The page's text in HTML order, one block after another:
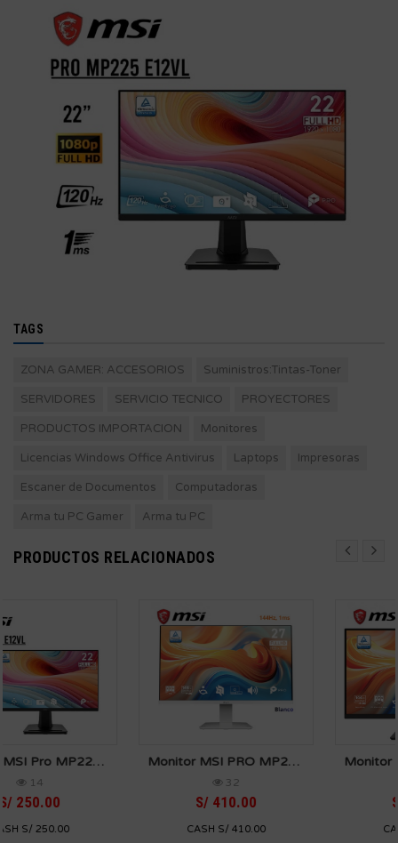
TAGS
ZONA GAMER: ACCESORIOS Suministros:Tintas-Toner
SERVIDORES SERVICIO TECNICO PROYECTORES
PRODUCTOS IMPORTACION Monitores
Licencias Windows Office Antivirus Laptops Impresoras
Escaner de Documentos Computadoras
Arma tu PC Gamer Arma tu PC
PRODUCTOS RELACIONADOS
Monitor MSI PRO MP273W E14A, 27" FHD IPS 144H
CASH S/ 410.00
Monitor MSI PRO MP273L E14, 27" 144Hz 1Ms FHD
CASH S/ 360.00